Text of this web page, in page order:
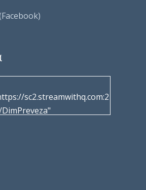
sc2.streamwithq.com:2